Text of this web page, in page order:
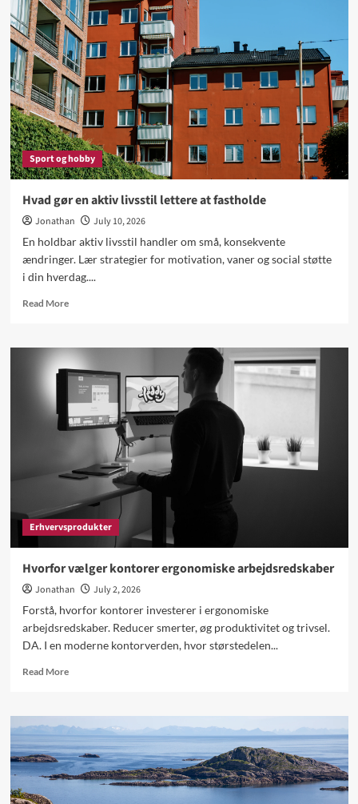
du
vide
før
køb
af
ny
familiebil
Sport og hobby
Hvad gør en aktiv livsstil lettere at fastholde
Jonathan
July 10, 2026
En holdbar aktiv livsstil handler om små, konsekvente
ændringer. Lær strategier for motivation, vaner og social støtte
i din hverdag....
Read MoreRead
Hvad
gør
en
aktiv
livsstil
lettere
fastholde
Erhvervsprodukter
Hvorfor vælger kontorer ergonomiske arbejdsredskaber
Jonathan
July 2, 2026
Forstå, hvorfor kontorer investerer i ergonomiske
arbejdsredskaber. Reducer smerter, øg produktivitet og trivsel.
DA. I en moderne kontorverden, hvor størstedelen...
Read MoreRead
Hvorfor
vælger
kontorer
ergonomiske
arbejdsredskaber